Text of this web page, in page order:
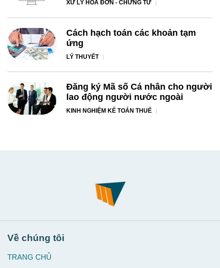
XỬ LÝ HÓA ĐƠN - CHỨNG TỪ
Cách hạch toán các khoản tạm
ứng
LÝ THUYẾT
Đăng ký Mã số Cá nhân cho người
lao động người nước ngoài
KINH NGHIỆM KẾ TOÁN THUẾ
Về chúng tôi
TRANG CHỦ